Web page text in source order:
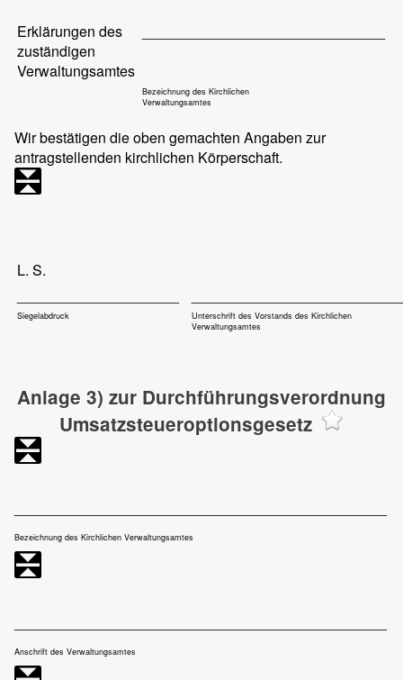
Erklärungen des
zuständigen
Verwaltungsamtes
Bezeichnung des Kirchlichen
Verwaltungsamtes
Wir bestätigen die oben gemachten Angaben zur
antragstellenden kirchlichen Körperschaft.
L. S.
Siegelabdruck
Unterschrift des Vorstands des Kirchlichen
Verwaltungsamtes
Anlage 3) zur Durchführungsverordnung
Umsatzsteueroptionsgesetz
Bezeichnung des Kirchlichen Verwaltungsamtes
Anschrift des Verwaltungsamtes